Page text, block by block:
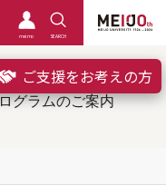
meimo SEARCH
ご支援をお考えの方
ース
グラムのご案内